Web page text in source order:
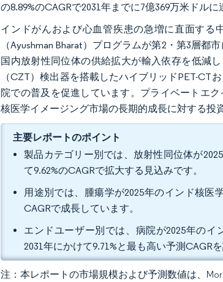
の8.89%のCAGRで2031年までに7億369万米ドルに
インドがんおよび心血管疾患の急増に直面する
（Ayushman Bharat）プログラムが第2・第3層
国内放射性同位体の供給拡大が輸入依存を低減
（CZT）検出器を搭載したハイブリッドPET-CT
院での普及を促進しています。プライベートエ
核医学イメージング市場の長期的成長に対する投
主要レポートのポイント
製品カテゴリー別では、放射性同位体が
て9.62%のCAGRで拡大する見込みです。
用途別では、腫瘍学が2025年のインド核医
CAGRで成長しています。
エンドユーザー別では、病院が2025年の
2031年にかけて9.71%と最も高い予測CAGR
注：本レポートの市場規模および予測数値は、